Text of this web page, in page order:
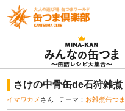
さけの中骨缶de石狩雑煮
イマワカメ さん テーマ： お雑煮缶つま